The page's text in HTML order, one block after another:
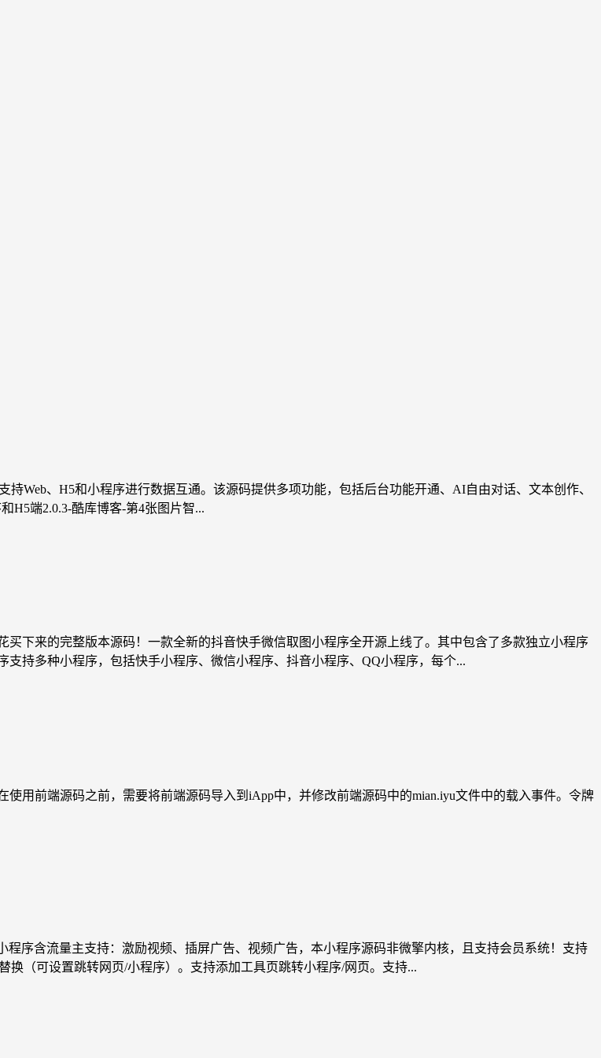
Web、H5和小程序进行数据互通。该源码提供多项功能，包括后台功能开通、AI自由对话、文本创作、
H5端2.0.3-酷库博客-第4张图片智...
下来的完整版本源码！一款全新的抖音快手微信取图小程序全开源上线了。其中包含了多款独立小程序
持多种小程序，包括快手小程序、微信小程序、抖音小程序、QQ小程序，每个...
用前端源码之前，需要将前端源码导入到iApp中，并修改前端源码中的mian.iyu文件中的载入事件。令牌
序含流量主支持：激励视频、插屏广告、视频广告，本小程序源码非微擎内核，且支持会员系统！支持
（可设置跳转网页/小程序）。支持添加工具页跳转小程序/网页。支持...